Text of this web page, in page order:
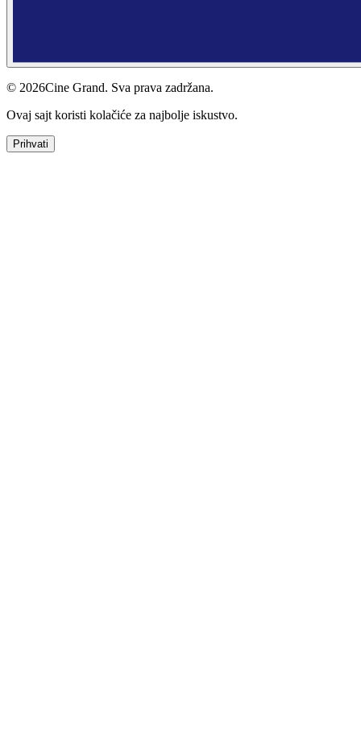
© 2026Cine Grand. Sva prava zadržana.
Ovaj sajt koristi kolačiće za najbolje iskustvo.
Prihvati